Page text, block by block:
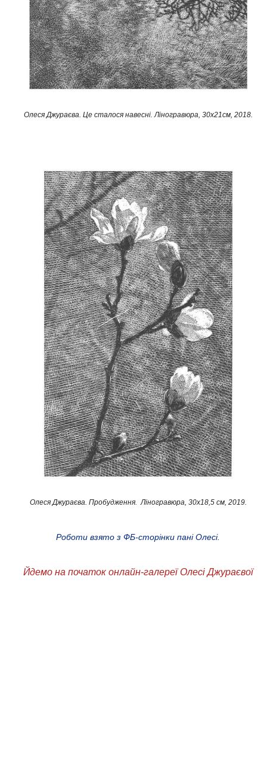
Олеся Джураєва. Це сталося навесні. Ліногравюра, 30х21см, 2018.​
Олеся Джураєва. Пробудження. Ліногравюра, 30x18,5 см, 2019.
Роботи взято з ФБ-сторінки пані Олесі.
Йдемо на початок онлайн-галереї Олесі Джураєвої